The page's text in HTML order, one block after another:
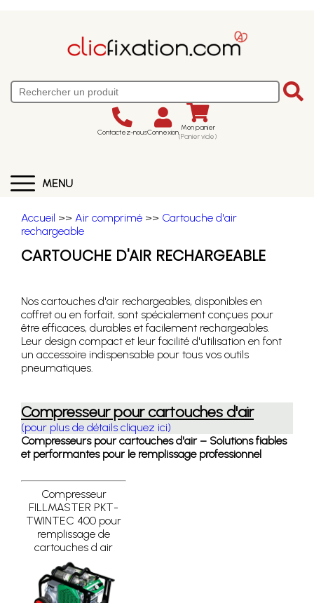
Contactez-nousConnexion Mon panier
(Panier vide)
MENU
Accueil >> Air comprimé >> Cartouche d'air
rechargeable
CARTOUCHE D'AIR RECHARGEABLE
Nos cartouches d'air rechargeables, disponibles en
coffret ou en forfait, sont spécialement conçues pour
être efficaces, durables et facilement rechargeables.
Leur design compact et leur facilité d'utilisation en font
un accessoire indispensable pour tous vos outils
pneumatiques.
Compresseur pour cartouches d'air
(pour plus de détails cliquez ici)
Compresseurs pour cartouches d'air – Solutions fiables
et performantes pour le remplissage professionnel
Compresseur
FILLMASTER PKT-
TWINTEC 400 pour
remplissage de
cartouches d air